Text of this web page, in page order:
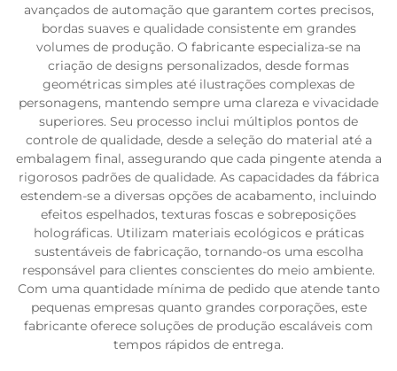
avançados de automação que garantem cortes precisos,
bordas suaves e qualidade consistente em grandes
volumes de produção. O fabricante especializa-se na
criação de designs personalizados, desde formas
geométricas simples até ilustrações complexas de
personagens, mantendo sempre uma clareza e vivacidade
superiores. Seu processo inclui múltiplos pontos de
controle de qualidade, desde a seleção do material até a
embalagem final, assegurando que cada pingente atenda a
rigorosos padrões de qualidade. As capacidades da fábrica
estendem-se a diversas opções de acabamento, incluindo
efeitos espelhados, texturas foscas e sobreposições
holográficas. Utilizam materiais ecológicos e práticas
sustentáveis de fabricação, tornando-os uma escolha
responsável para clientes conscientes do meio ambiente.
Com uma quantidade mínima de pedido que atende tanto
pequenas empresas quanto grandes corporações, este
fabricante oferece soluções de produção escaláveis com
tempos rápidos de entrega.